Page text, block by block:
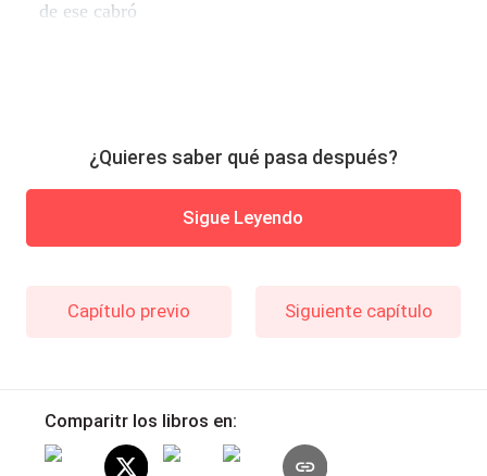
de ese cabró
¿Quieres saber qué pasa después?
Sigue Leyendo
Capítulo previo Siguiente capítulo
Comparitr los libros en: